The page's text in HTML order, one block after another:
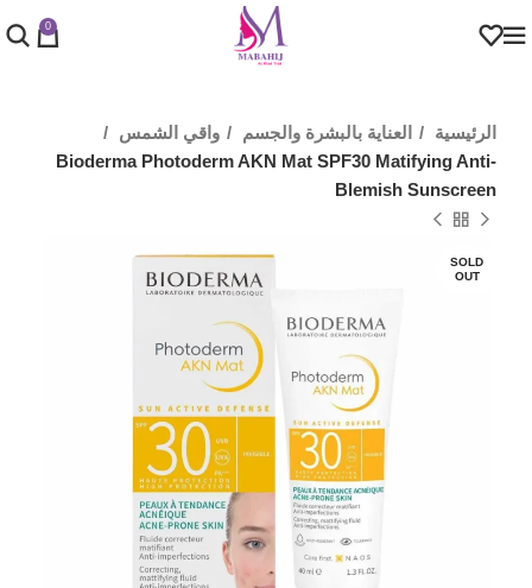
0
الرئيسية العناية بالبشرة والجسم
واقي الشمس
Bioderma Photoderm AKN Mat SPF30 Matifying Anti-
Blemish Sunscreen
SOLD
OUT